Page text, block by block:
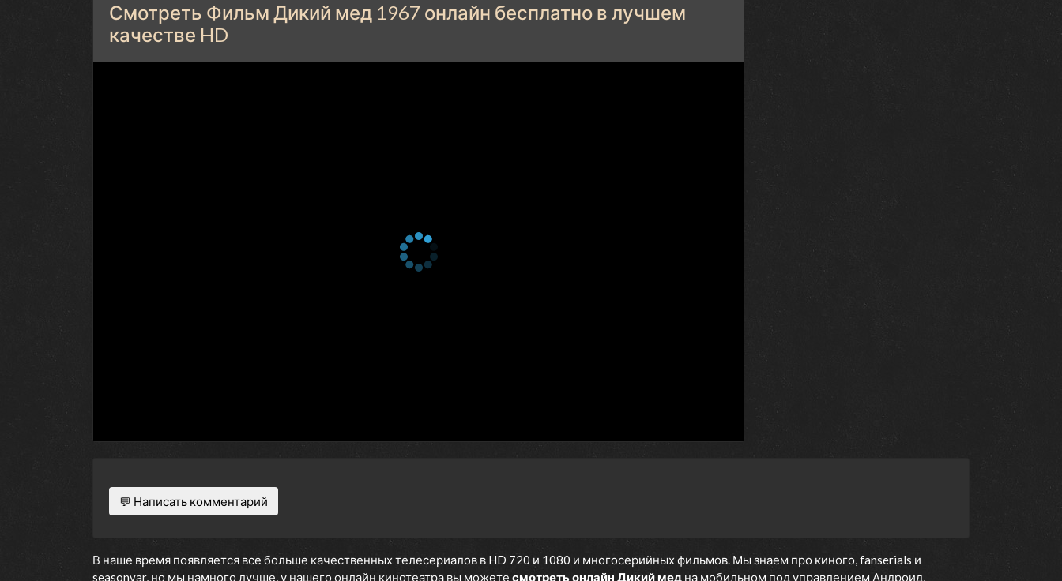
Смотреть Фильм Дикий мед 1967 онлайн бесплатно в лучшем
качестве HD
💬 Написать комментарий
В наше время появляется все больше качественных телесериалов в HD 720 и 1080 и многосерийных фильмов. Мы знаем про киного, fanserials и
seasonvar, но мы намного лучше, у нашего онлайн кинотеатра вы можете смотреть онлайн Дикий мед на мобильном под управлением Андроид,